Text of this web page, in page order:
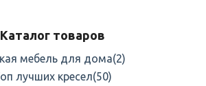
Каталог товаров
мебель для дома(2)
лучших кресел(50)